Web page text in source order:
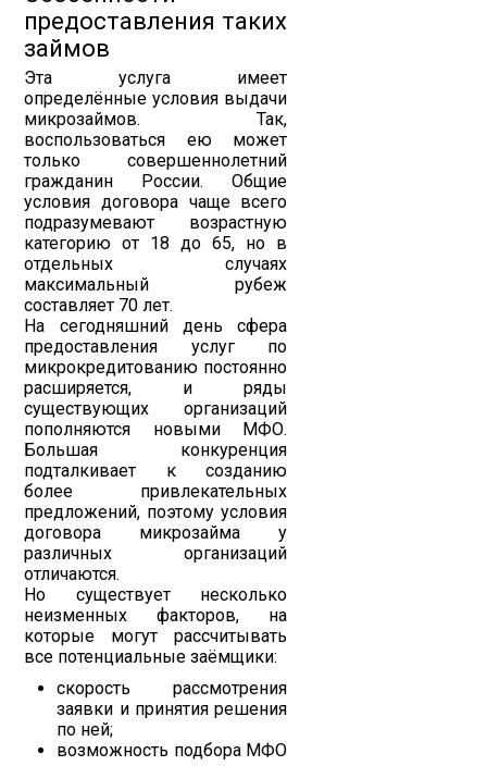
предоставления таких
займов
Эта услуга имеет
определённые условия выдачи
микрозаймов. Так,
воспользоваться ею может
только совершеннолетний
гражданин России. Общие
условия договора чаще всего
подразумевают возрастную
категорию от 18 до 65, но в
отдельных случаях
максимальный рубеж
составляет 70 лет.
На сегодняшний день сфера
предоставления услуг по
микрокредитованию постоянно
расширяется, и ряды
существующих организаций
пополняются новыми МФО.
Большая конкуренция
подталкивает к созданию
более привлекательных
предложений, поэтому условия
договора микрозайма у
различных организаций
отличаются.
Но существует несколько
неизменных факторов, на
которые могут рассчитывать
все потенциальные заёмщики:
скорость рассмотрения
заявки и принятия решения
по ней;
возможность подбора МФО